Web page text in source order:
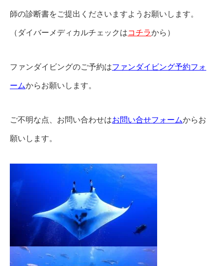
師の診断書をご提出くださいますようお願いします。
（ダイバーメディカルチェックはコチラから）
ファンダイビングのご予約はファンダイビング予約フォ
ームからお願いします。
ご不明な点、お問い合わせはお問い合せフォームからお
願いします。